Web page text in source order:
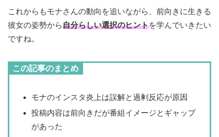
これからもモナさんの動向を追いながら、前向きに生きる
彼女の姿勢から自分らしい選択のヒントを学んでいきたい
ですね。
この記事のまとめ
モナのインスタ炎上は誤解と過剰反応が原因
投稿内容は前向きだが番組イメージとギャップ
があった